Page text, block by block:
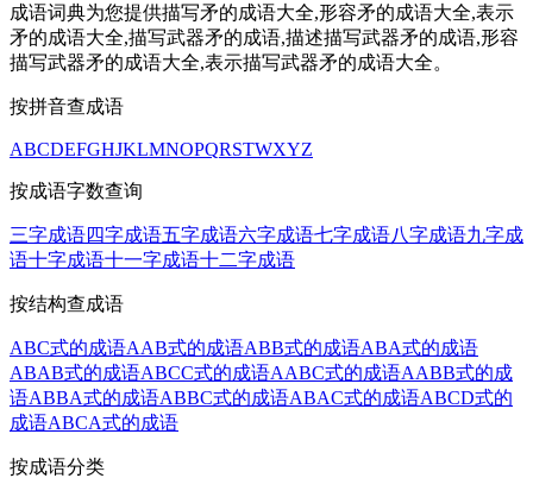
成语词典为您提供描写矛的成语大全,形容矛的成语大全,表示
矛的成语大全,描写武器矛的成语,描述描写武器矛的成语,形容
描写武器矛的成语大全,表示描写武器矛的成语大全。
按拼音查成语
ABCDEFGHJKLMNOPQRSTWXYZ
按成语字数查询
三字成语四字成语五字成语六字成语七字成语八字成语九字成
语十字成语十一字成语十二字成语
按结构查成语
ABC式的成语AAB式的成语ABB式的成语ABA式的成语
ABAB式的成语ABCC式的成语AABC式的成语AABB式的成
语ABBA式的成语ABBC式的成语ABAC式的成语ABCD式的
成语ABCA式的成语
按成语分类